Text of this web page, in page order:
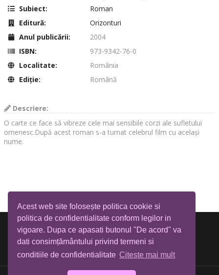
Acest web site folosește politica cookie si
politica de confidentialitate conform legilor in
vigoare. Dupa ce apasati butonul "De acord" va
dati consimțământului privind termeni si
conditiile de confidentialitate Citeste mai mult
Subiect:
Roman
Editură:
Orizonturi
Anul publicării:
2004
ISBN:
973-9342-76-0
Localitate:
România
Ediţie:
Română
Descriere:
O carte ce face să vibreze cele mai sensibile corzi ale sufletului
omenesc.După acest roman s-a turnat celebrul film cu același
nume.